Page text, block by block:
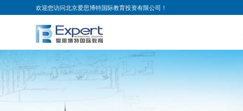
欢迎您访问北京爱思博特国际教育投资有限公司！